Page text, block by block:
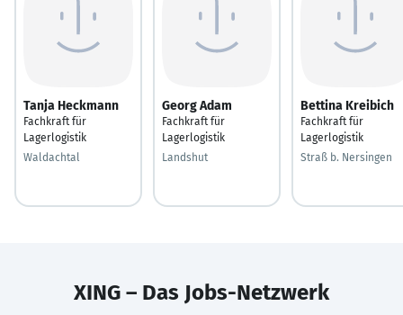
Tanja Heckmann
Fachkraft für
Lagerlogistik
Waldachtal
Georg Adam
Fachkraft für
Lagerlogistik
Landshut
Bettina Kreibich
Fachkraft für
Lagerlogistik
Straß b. Nersingen
XING – Das Jobs-Netzwerk